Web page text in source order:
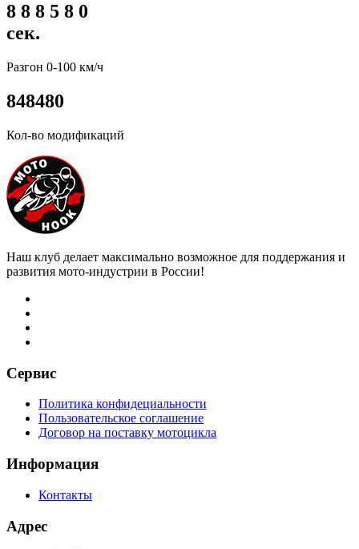
8 8 8 5 8 0
сек.
Разгон 0-100 км/ч
848480
Кол-во модификаций
Наш клуб делает максимально возможное для поддержания и
развития мото-индустрии в России!
Сервис
Политика конфидециальности
Пользовательское соглашение
Договор на поставку мотоцикла
Информация
Контакты
Адрес